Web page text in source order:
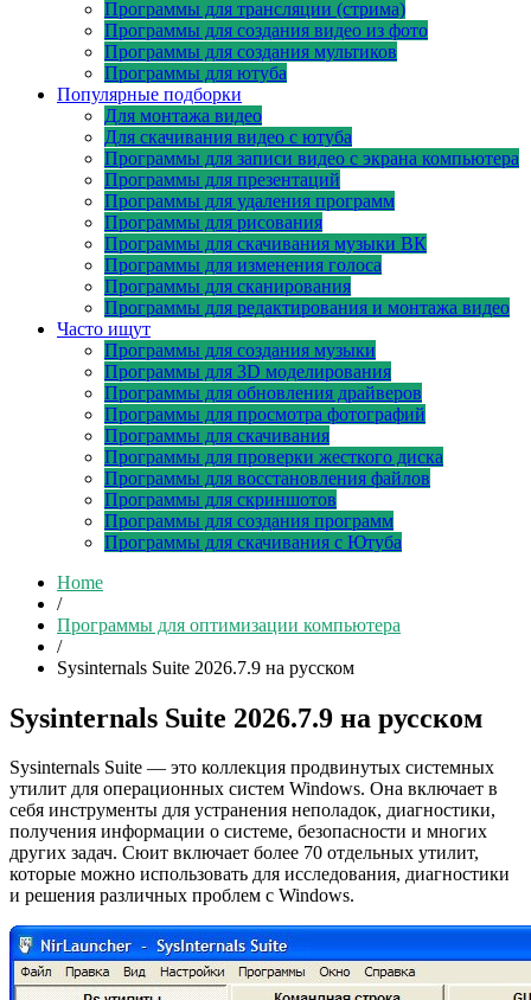
Программы для трансляции (стрима)
Программы для создания видео из фото
Программы для создания мультиков
Программы для ютуба
Популярные подборки
Для монтажа видео
Для скачивания видео с ютуба
Программы для записи видео с экрана компьютера
Программы для презентаций
Программы для удаления программ
Программы для рисования
Программы для скачивания музыки ВК
Программы для изменения голоса
Программы для сканирования
Программы для редактирования и монтажа видео
Часто ищут
Программы для создания музыки
Программы для 3D моделирования
Программы для обновления драйверов
Программы для просмотра фотографий
Программы для скачивания
Программы для проверки жесткого диска
Программы для восстановления файлов
Программы для скриншотов
Программы для создания программ
Программы для скачивания с Ютуба
Home
/
Программы для оптимизации компьютера
/
Sysinternals Suite 2026.7.9 на русском
Sysinternals Suite 2026.7.9 на русском
Sysinternals Suite — это коллекция продвинутых системных
утилит для операционных систем Windows. Она включает в
себя инструменты для устранения неполадок, диагностики,
получения информации о системе, безопасности и многих
других задач. Сюит включает более 70 отдельных утилит,
которые можно использовать для исследования, диагностики
и решения различных проблем с Windows.